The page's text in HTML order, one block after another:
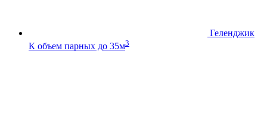
Геленджик
К объем парных до 35м3